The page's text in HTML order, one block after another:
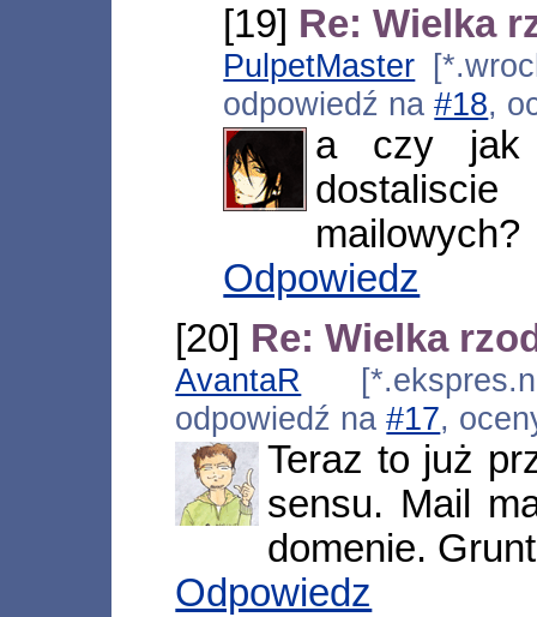
[19] Re: Wielka
PulpetMaster
odpowiedź na#18,
a czy jak
mailowych?
Odpowiedz
[20] Re: Wielka
AvantaR
odpowiedź na#17,
Teraz to już
sensu. Mail
domenie.
Odpowiedz